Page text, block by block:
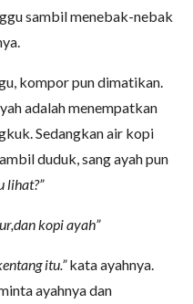
sambil menebak-nebak
kompor pun dimatikan.
adalah menempatkan
Sedangkan air kopi
duduk, sang ayah pun
lihat?”
kopi ayah”
itu.”kata ayahnya.
ayahnya dan